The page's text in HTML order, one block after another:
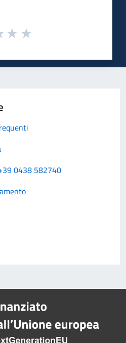
0438 582740